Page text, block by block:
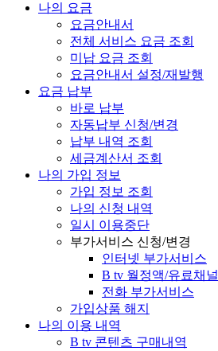
나의 요금
요금안내서
전체 서비스 요금 조회
미납 요금 조회
요금안내서 설정/재발행
요금 납부
바로 납부
자동납부 신청/변경
납부 내역 조회
세금계산서 조회
나의 가입 정보
가입 정보 조회
나의 신청 내역
일시 이용중단
부가서비스 신청/변경
인터넷 부가서비스
B tv 월정액/유료채널
전화 부가서비스
가입상품 해지
나의 이용 내역
B tv 콘텐츠 구매내역